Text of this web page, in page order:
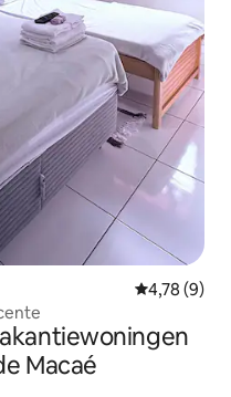
4,78 (9)
Macaé